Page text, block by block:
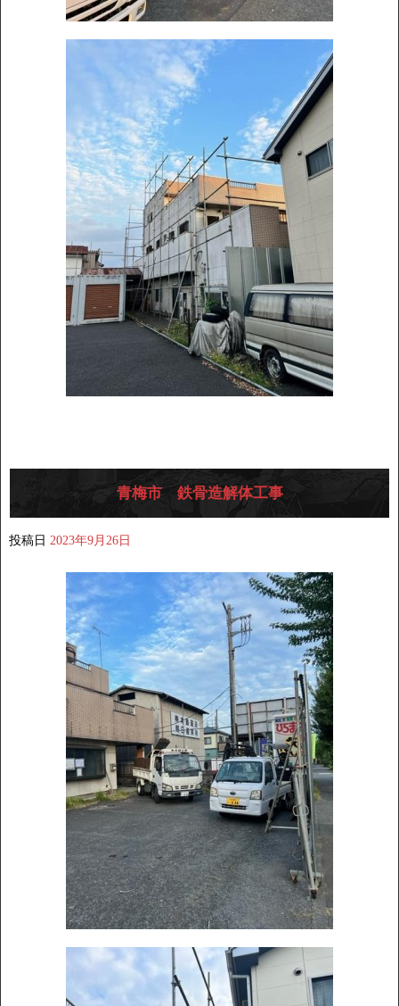
青梅市 鉄骨造解体工事
投稿日 2023年9月26日